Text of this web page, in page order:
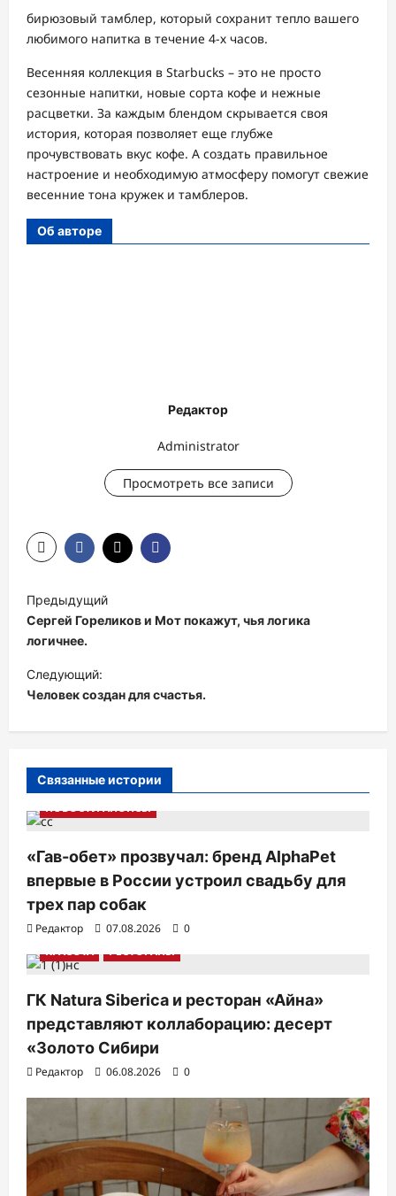
бирюзовый тамблер, который сохранит тепло вашего
любимого напитка в течение 4-х часов.
Весенняя коллекция в Starbucks – это не просто
сезонные напитки, новые сорта кофе и нежные
расцветки. За каждым блендом скрывается своя
история, которая позволяет еще глубже
прочувствовать вкус кофе. А создать правильное
настроение и необходимую атмосферу помогут свежие
весенние тона кружек и тамблеров.
Об авторе
Редактор
Administrator
Просмотреть все записи
а
в
и
г
а
я
о
з
и
с
я
м
Предыдущий
Сергей Гореликов и Мот покажут, чья логика
логичнее.
Следующий:
Человек создан для счастья.
Связанные истории
НОВОСТИ АНОНСЫ
«Гав-обет» прозвучал: бренд AlphaPet
впервые в России устроил свадьбу для
трех пар собак
Редактор 07.08.2026
0
КРАСОТА
РЕСТОРАНЫ
ГК Natura Siberica и ресторан «Айна»
представляют коллаборацию: десерт
«Золото Сибири
Редактор 06.08.2026 0